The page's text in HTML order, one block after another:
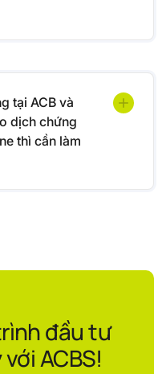
tại ACB và
dịch chứng
thì cần làm
đầu tư
ACBS!